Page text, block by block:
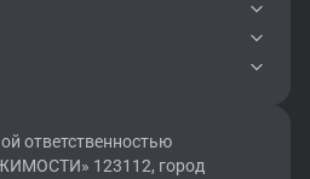
ответственностью
123112, город